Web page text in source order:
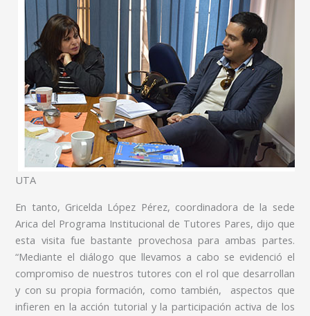
UTA
En tanto, Gricelda López Pérez, coordinadora de la sede
Arica del Programa Institucional de Tutores Pares, dijo que
esta visita fue bastante provechosa para ambas partes.
“Mediante el diálogo que llevamos a cabo se evidenció el
compromiso de nuestros tutores con el rol que desarrollan
y con su propia formación, como también, aspectos que
infieren en la acción tutorial y la participación activa de los